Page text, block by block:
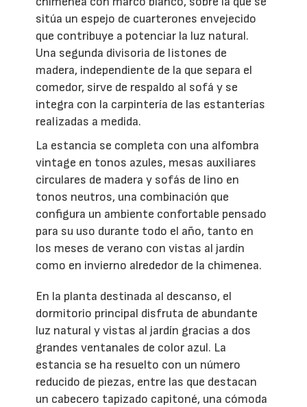
sitúa un espejo de cuarterones envejecido
que contribuye a potenciar la luz natural.
Una segunda divisoria de listones de
madera, independiente de la que separa el
comedor, sirve de respaldo al sofá y se
integra con la carpintería de las estanterías
realizadas a medida.
La estancia se completa con una alfombra
vintage en tonos azules, mesas auxiliares
circulares de madera y sofás de lino en
tonos neutros, una combinación que
configura un ambiente confortable pensado
para su uso durante todo el año, tanto en
los meses de verano con vistas al jardín
como en invierno alrededor de la chimenea.
En la planta destinada al descanso, el
dormitorio principal disfruta de abundante
luz natural y vistas al jardín gracias a dos
grandes ventanales de color azul. La
estancia se ha resuelto con un número
reducido de piezas, entre las que destacan
un cabecero tapizado capitoné, una cómoda